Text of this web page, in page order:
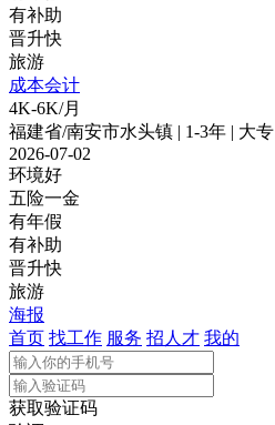
有补助
晋升快
旅游
成本会计
4K-6K/月
福建省/南安市水头镇 | 1-3年 | 大专
2026-07-02
环境好
五险一金
有年假
有补助
晋升快
旅游
海报
首页 找工作 服务 招人才 我的
获取验证码